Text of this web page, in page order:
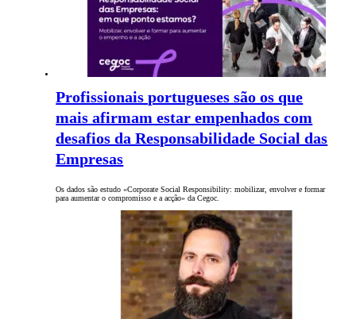
Profissionais portugueses são os que
mais afirmam estar empenhados com
desafios da Responsabilidade Social das
Empresas
Os dados são estudo «Corporate Social Responsibility: mobilizar, envolver e formar
para aumentar o compromisso e a acção» da Cegoc.